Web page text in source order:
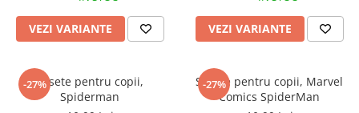
Cry Babies
Wonder Woman
The Grinch
FLAMINGO
VEZI VARIANTE VEZI VARIANTE
-27%Sosete pentru copii,
Spiderman
-27%
Sosete pentru copii, Marvel
Comics SpiderMan